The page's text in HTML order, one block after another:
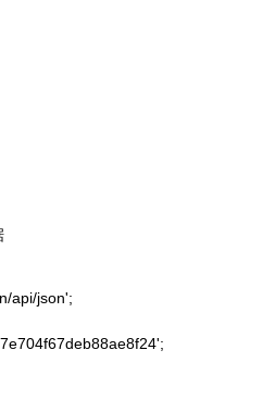
api/json';